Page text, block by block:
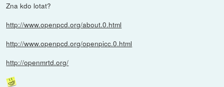
Zna kdo lotat?
http://www.openpcd.org/about.0.html
http://www.openpcd.org/openpicc.0.html
http://openmrtd.org/